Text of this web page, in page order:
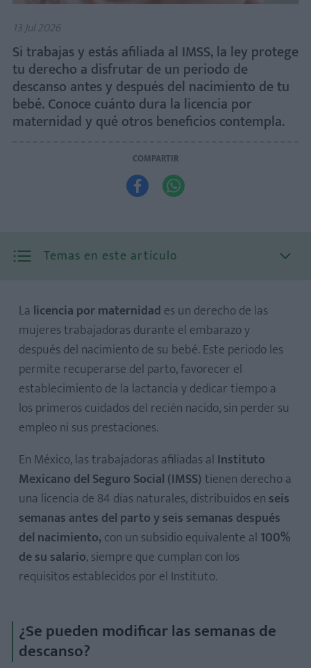
13 Jul 2026
Si trabajas y estás afiliada al IMSS, la ley protege
tu derecho a disfrutar de un periodo de
descanso antes y después del nacimiento de tu
bebé. Conoce cuánto dura la licencia por
maternidad y qué otros beneficios contempla.
COMPARTIR
 
Temas en este artículo
La licencia por maternidad es un derecho de las
mujeres trabajadoras durante el embarazo y
después del nacimiento de su bebé. Este periodo les
permite recuperarse del parto, favorecer el
establecimiento de la lactancia y dedicar tiempo a
los primeros cuidados del recién nacido, sin perder su
empleo ni sus prestaciones.
En México, las trabajadoras afiliadas al Instituto
Mexicano del Seguro Social (IMSS)tienen derecho a
una licencia de 84 días naturales, distribuidos en seis
semanas antes del parto y seis semanas después
del nacimiento,con un subsidio equivalente al 100%
de su salario, siempre que cumplan con los
requisitos establecidos por el Instituto.
¿Se pueden modificar las semanas de
descanso?